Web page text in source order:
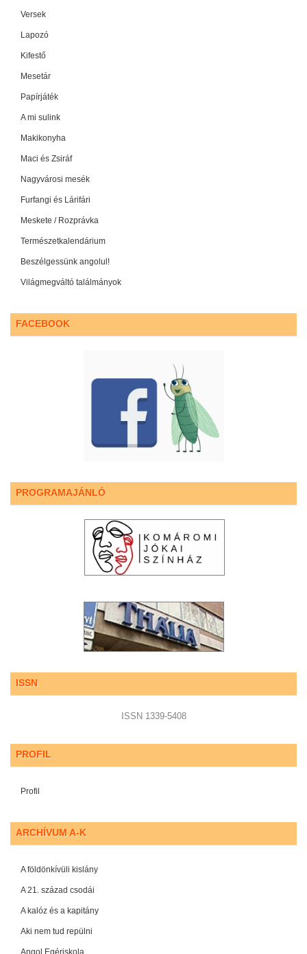
Versek
Lapozó
Kifestő
Mesetár
Papírjáték
A mi sulink
Makikonyha
Maci és Zsiráf
Nagyvárosi mesék
Furfangi és Lárifári
Meskete / Rozprávka
Természetkalendárium
Beszélgessünk angolul!
Világmegváltó találmányok
FACEBOOK
PROGRAMAJÁNLÓ
ISSN
ISSN 1339-5408
PROFIL
Profil
ARCHÍVUM A-K
A földönkívüli kislány
A 21. század csodái
A kalóz és a kapitány
Aki nem tud repülni